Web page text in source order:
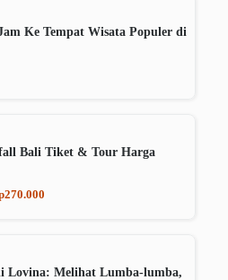
Ke Tempat Wisata Populer di
Bali Tiket & Tour Harga
Lovina: Melihat Lumba-lumba,